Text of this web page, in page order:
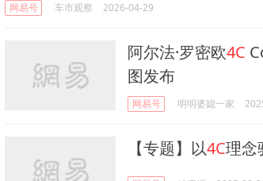
网易号 车市观察 2026-04-29
阿尔法·罗密欧4C
图发布
网易号 明明婆媳一家
【专题】以4C理念